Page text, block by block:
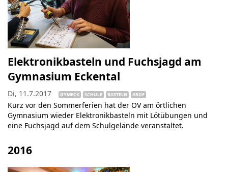
Elektronikbasteln und Fuchsjagd am
Gymnasium Eckental
Di, 11.7.2017 GYMECK SCHULE BASTELN ARDF
Kurz vor den Sommerferien hat der OV am örtlichen
Gymnasium wieder Elektronikbasteln mit Lötübungen und
eine Fuchsjagd auf dem Schulgelände veranstaltet.
2016